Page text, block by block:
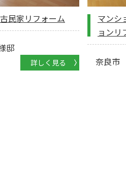
民家リフォーム
邸
詳しく見る
マンシ
ョンリ
奈良市